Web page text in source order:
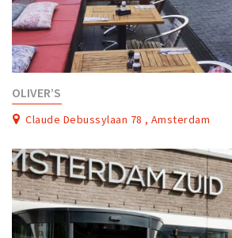
OLIVER’S
Claude Debussylaan 78 , Amsterdam